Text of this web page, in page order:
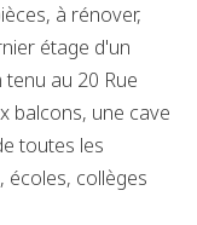
à rénover,
étage d'un
au 20 Rue
balcons, une cave
toutes les
écoles, collèges